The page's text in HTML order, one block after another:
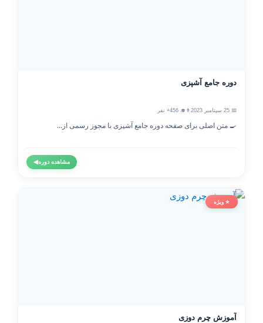
دوره جامع آشپزی
📅 25 سپتامبر 2023 👨‍🎓 456+ نفر
🍳 متن اصلی برای صفحه دوره جامع آشپزی با مجوز رسمی از...
مشاهده دوره◀
⭐ ویژه
آموزش چرم دوزی